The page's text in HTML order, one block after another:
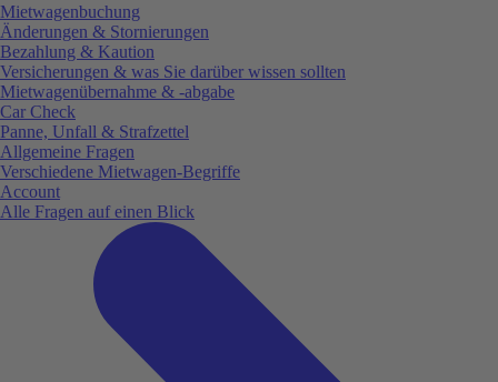
Mietwagenbuchung
Änderungen & Stornierungen
Bezahlung & Kaution
Versicherungen & was Sie darüber wissen sollten
Mietwagenübernahme & -abgabe
Car Check
Panne, Unfall & Strafzettel
Allgemeine Fragen
Verschiedene Mietwagen-Begriffe
Account
Alle Fragen auf einen Blick